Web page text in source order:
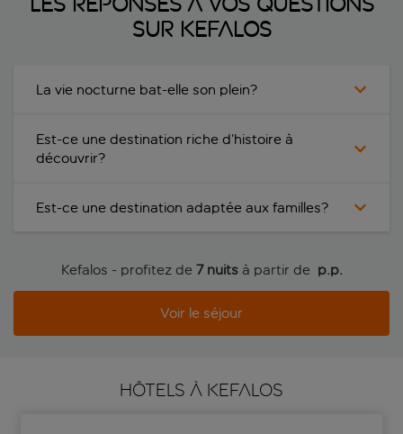
sur Kefalos
La vie nocturne bat-elle son plein?
Est-ce une destination riche d’histoire à
découvrir?
Est-ce une destination adaptée aux familles?
Kefalos - profitez de 7 nuitsà partir de p.p.
Voir le séjour
HÔTELS À KEFALOS